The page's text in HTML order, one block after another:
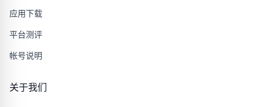
应用下载
平台测评
帐号说明
关于我们